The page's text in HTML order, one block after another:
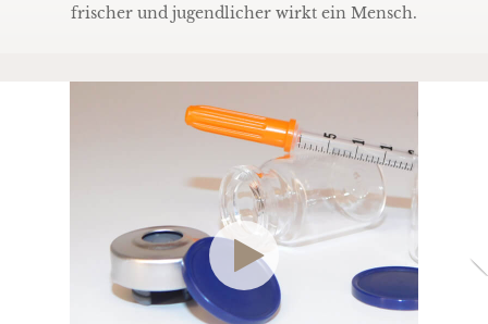
frischer und jugendlicher wirkt ein Mensch.